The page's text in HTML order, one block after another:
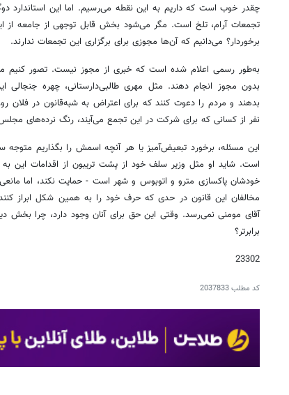
چقدر خوب است که داریم به این نقطه می‌رسیم. اما این استاندارد
تجمعات آرام، تلخ است. مگر می‌شود بخش قابل توجهی از جامعه از
برخوردار؟ می‌دانیم که آن‌ها مجوزی برای برگزاری این تجمعات ندارند.
به‌طور رسمی اعلام شده است که خبری از مجوز نیست. تصور کنیم
بدون مجوز انجام دهند. مثل مهری طالبی‌دارستانی، چهره جنجالی
بدهند و مردم را دعوت کنند که برای اعتراض به شبه‌قانون در
نفر از کسانی که برای شرکت در این تجمع می‌آیند، رنگ نرده‌های مجلس
این مسئله، برخورد تبعیض‌آمیز یا هر آنچه اسمش را بگذاریم متوجه
است. شاید او مثل وزیر سلف خود از پشت تریبون از اقدامات این
خودشان پاکسازی مترو و اتوبوس و شهر است - حمایت نکند، اما
مخالفان این قانون در حدی که حرف خود را به همین شکل ابراز
آقای مومنی نمی‌رسد. وقتی این حق برای آنان وجود دارد، چرا بخش
برابرتر؟
23302
کد مطلب2037833